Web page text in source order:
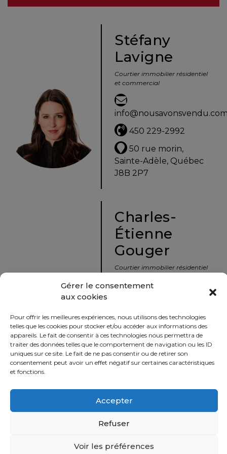
Gérer le consentement
aux cookies
Pour offrir les meilleures expériences, nous utilisons des technologies
telles que les cookies pour stocker et/ou accéder aux informations des
appareils. Le fait de consentir à ces technologies nous permettra de
traiter des données telles que le comportement de navigation ou les ID
uniques sur ce site. Le fait de ne pas consentir ou de retirer son
consentement peut avoir un effet négatif sur certaines caractéristiques
et fonctions.
Accepter
Refuser
Voir les préférences
Évaluation
Avec
un
immobilier
vers
la
tranquillité
d’esprit
défi
Stéfany
Lavigne
Courtier immobilier résidentiel
et commercial
450 229-2992
50 rue morin,
Sainte-Adèle, Québec
J8B 2P7
Charles-
Étienne
Gouger
Courtier immobilier résidentiel
450 229-2992
50 rue morin,
Sainte-Adèle, Québec
J8B 2P7
Partager
Politique